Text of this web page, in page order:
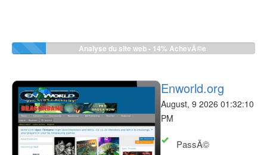
Analyse du site web - 14% AchevÃ©e
Enworld.org
August, 9 2026 01:32:10
PM
PassÃ©